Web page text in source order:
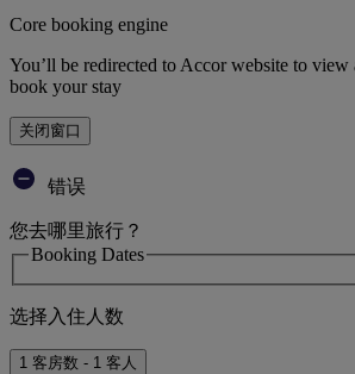
Core booking engine
You’ll be redirected to Accor website to view
book your stay
关闭窗口
错误
您去哪里旅行？
Booking Dates
选择入住人数
1 客房数 - 1 客人